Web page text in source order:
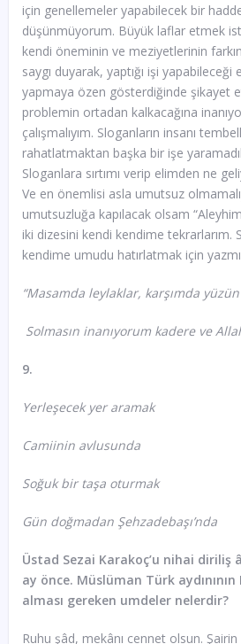
için genellemeler yapabilecek bir
düşünmüyorum. Büyük laflar etmek
kendi öneminin ve meziyetlerinin
saygı duyarak, yaptığı işi
yapmaya özen gösterdiğinde şikayet
problemin ortadan kalkacağına
çalışmalıyım. Sloganların insanı
rahatlatmaktan başka bir işe
Sloganlara sırtımı verip elimden ne
Ve en önemlisi asla umutsuz
umutsuzluğa kapılacak olsam
iki dizesini kendi kendime tekrarlarım.
kendime umudu hatırlatmak için
“Masamda leylaklar, karşımda yüzün
Solmasın inanıyorum kadere ve
9.
Yerleşecek yer aramak
Camiinin avlusunda
Soğuk bir taşa oturmak
Gün doğmadan Şehzadebaşı’nda
Üstad Sezai Karakoç’u nihai diriliş
ay önce. Müslüman Türk
alması gereken umdeler nelerdir?
Ruhu şâd, mekânı cennet olsun.